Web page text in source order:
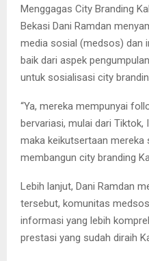
Menggagas City Branding
Bekasi Dani Ramdan
media sosial (medsos) dan
baik dari aspek
untuk sosialisasi city
“Ya, mereka mempunyai
bervariasi, mulai dari
maka keikutsertaan
membangun city branding
Lebih lanjut, Dani Ramdan
tersebut, komunitas
informasi yang lebih
prestasi yang sudah diraih